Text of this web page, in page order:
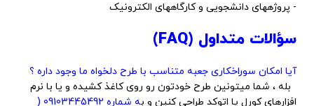
- پروژههای دانشجویی و کارگاههای الکترونیک
سؤالات متداول (FAQ)
آیا امکان سوراخکاری جعبه متناسب با طرح دلخواه ما وجود داره ؟
بله ، شما میتونین طرح خودتون رو روی کاغذ کشیده و یا با نرم
افزارهای کورل یا اتوکد طراحی کنین و ب
ه شماره 09103445492 (